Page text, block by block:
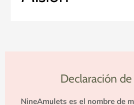
Declaración
NineAmulets es el nombre de